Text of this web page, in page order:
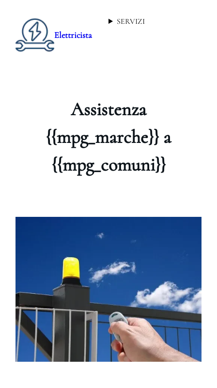
Elettricista
SERVIZI
Assistenza
{{mpg_marche}} a
{{mpg_comuni}}